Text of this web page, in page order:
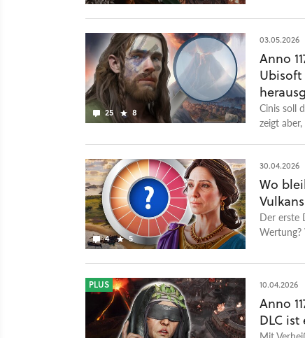
25 8
03.05.2026
Anno
Cinis soll
zeigt
4 5
30.04.2026
Wo
Der erste
PLUS 10.04.2026
Anno
DLC